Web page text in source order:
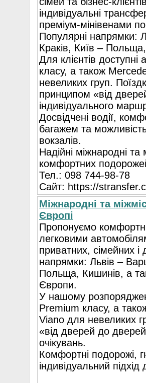
індивідуальні
преміум-мінівенами
Популярні напрямки:
Краків, Київ –
Для клієнтів
класу, а також
невеликих груп.
принципом «від
індивідуального
Досвідчені водії,
багажем та
вокзалів.
Надійні міжнародні
комфортних
Тел.: 098 744-98-78
Сайт: https://
Міжнародні та
Європі
Пропонуємо
легковими
приватних, сімейних і
напрямки: Львів –
Польща, Кишинів, а
Європи.
У нашому
Premium класу, а
Viano для невеликих
«від дверей до
очікувань.
Комфортні подорожі,
індивідуальний